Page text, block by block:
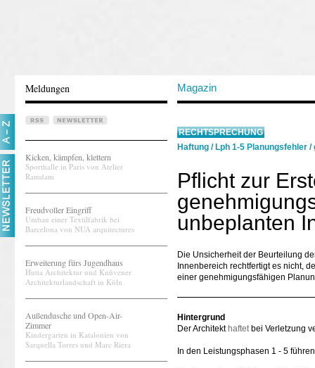
Meldungen Magazin
Kicken, kämpfen, klettern
Sporthalle in Paris von Atelier
Ramdam
Freudvoller Eingriff
Umbau einer Textilfabrik bei
Barcelona von NUA arquitectures
Erweiterung fürs Jugendhaus
Hutta Architektur und Knüvener
Architekturlandschaft in Köln
Außendusche und Open-Air-
Zimmer
Kindergarten in Katalonien von
Sarquella Torres und Marc Riera
RECHTSPRECHUNG
Haftung / Lph 1-5 Planungsfehler /
Pflicht zur
unbeplanten
Die Unsicherheit der Beurteilung
Innenbereich rechtfertigt es nicht,
einer genehmigungsfähigen
Hintergrund
Der Architekt haftetbei Verletzung
In den Leistungsphasen 1 - 5